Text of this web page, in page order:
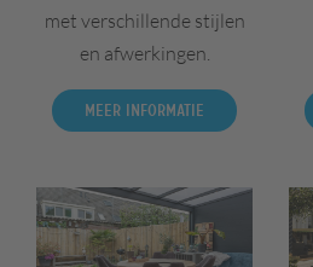
met verschillende stijlen
en afwerkingen.
Meer informatie